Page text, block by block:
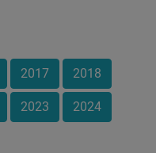
2017 2018
2023 2024